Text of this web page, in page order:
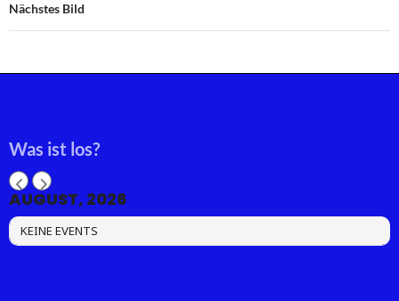
Nächstes Bild
Was ist los?
AUGUST, 2026
KEINE EVENTS